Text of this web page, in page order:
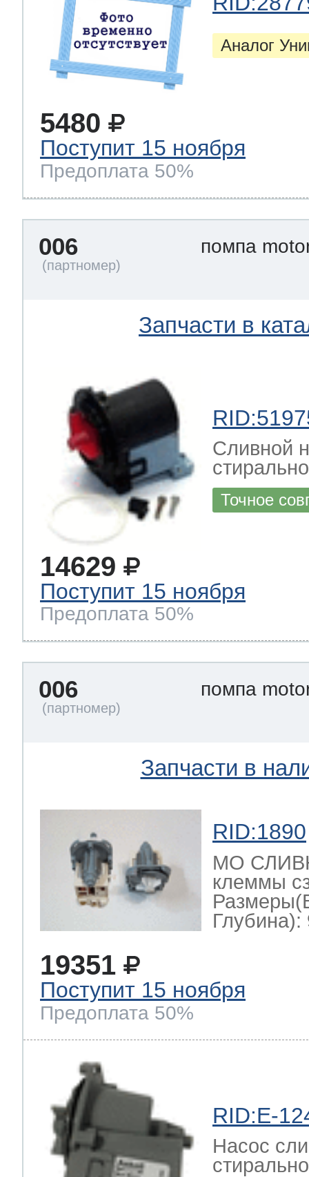
Аналог
5480
Поступит 15 ноября
Предоплата 50%
006 помпа
Запчасти в
Сливной
Точное
14629
Поступит 15 ноября
Предоплата 50%
006 помпа
Запчасти в
RID:1890
МО
клеммы
Глубина):
19351
Поступит 15 ноября
Предоплата 50%
RID:E-
Насос